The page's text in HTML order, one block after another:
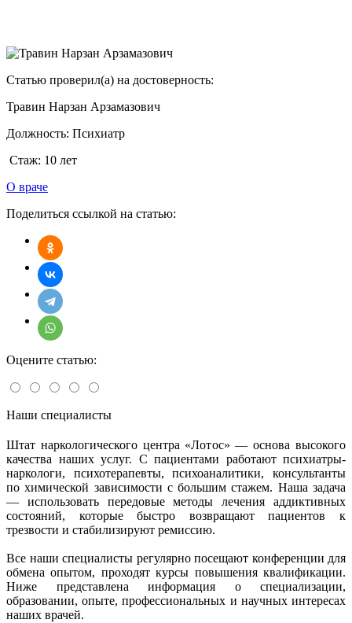
Статью проверил(а) на достоверность:
Травин Нарзан Арзамазович
Должность: Психиатр
Стаж: 10 лет
О враче
Поделиться ссылкой на статью:
Оцените статью:
Наши специалисты
Штат наркологического центра «Лотос» — основа высокого
качества наших услуг. С пациентами работают психиатры-
наркологи, психотерапевты, психоаналитики, консультанты
по химической зависимости с большим стажем. Наша задача
— использовать передовые методы лечения аддиктивных
состояний, которые быстро возвращают пациентов к
трезвости и стабилизируют ремиссию.
Все наши специалисты регулярно посещают конференции для
обмена опытом, проходят курсы повышения квалификации.
Ниже представлена информация о специализации,
образовании, опыте, профессиональных и научных интересах
наших врачей.